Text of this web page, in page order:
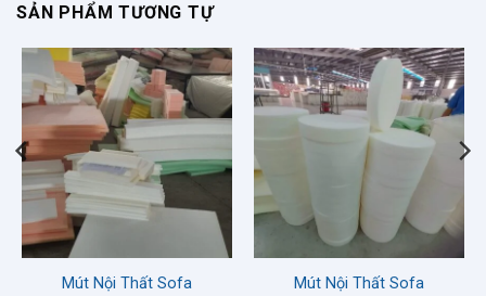
SẢN PHẨM TƯƠNG TỰ
Mút Nội Thất Sofa
Mút Nội Thất Sofa